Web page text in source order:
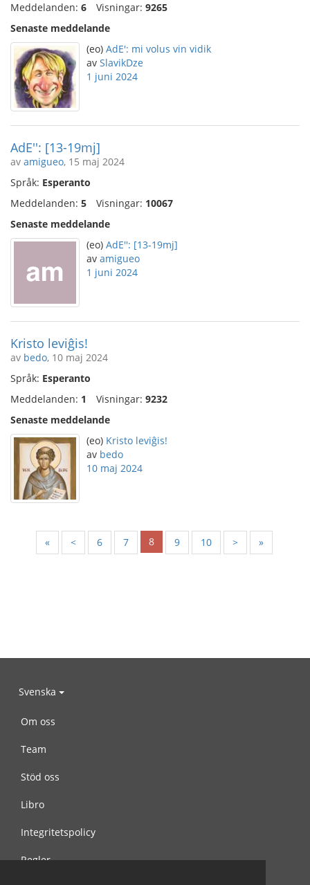
Meddelanden: 6 Visningar: 9265
Senaste meddelande
(eo) AdE': mi volus vin vidik
av SlavikDze
1 juni 2024
AdE'': [13-19mj]
av amigueo, 15 maj 2024
Språk: Esperanto
Meddelanden: 5 Visningar: 10067
Senaste meddelande
(eo) AdE'': [13-19mj]
av amigueo
1 juni 2024
Kristo leviĝis!
av bedo, 10 maj 2024
Språk: Esperanto
Meddelanden: 1 Visningar: 9232
Senaste meddelande
(eo) Kristo leviĝis!
av bedo
10 maj 2024
« < 6 7 8 9 10 > »
Svenska
Om oss
Team
Stöd oss
Libro
Integritetspolicy
Regler